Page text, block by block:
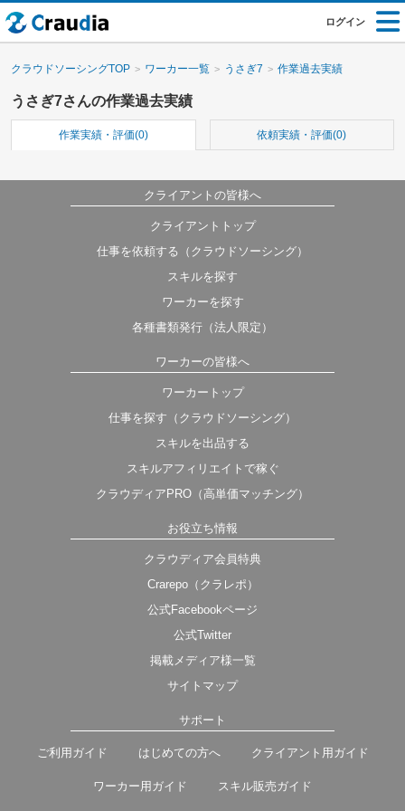
ログイン
クラウドソーシングTOP ワーカー一覧 うさぎ7 作業過去実績
うさぎ7さんの作業過去実績
作業実績・評価(0) 依頼実績・評価(0)
クライアントの皆様へ
クライアントトップ
仕事を依頼する（クラウドソーシング）
スキルを探す
ワーカーを探す
各種書類発行（法人限定）
ワーカーの皆様へ
ワーカートップ
仕事を探す（クラウドソーシング）
スキルを出品する
スキルアフィリエイトで稼ぐ
クラウディアPRO（高単価マッチング）
お役立ち情報
クラウディア会員特典
Crarepo（クラレポ）
公式Facebookページ
公式Twitter
掲載メディア様一覧
サイトマップ
サポート
ご利用ガイド はじめての方へ クライアント用ガイド
ワーカー用ガイド スキル販売ガイド